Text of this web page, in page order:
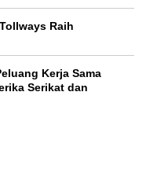
Raih
Kerja Sama
Serikat dan